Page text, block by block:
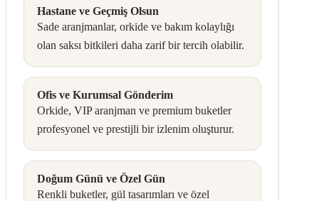
Hastane ve Geçmiş Olsun
Sade aranjmanlar, orkide ve bakım kolaylığı
olan saksı bitkileri daha zarif bir tercih olabilir.
Ofis ve Kurumsal Gönderim
Orkide, VIP aranjman ve premium buketler
profesyonel ve prestijli bir izlenim oluşturur.
Doğum Günü ve Özel Gün
Renkli buketler, gül tasarımları ve özel